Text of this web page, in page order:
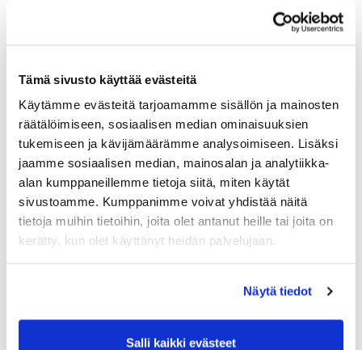
Tämä sivusto käyttää evästeitä
Käytämme evästeitä tarjoamamme sisällön ja mainosten
räätälöimiseen, sosiaalisen median ominaisuuksien
tukemiseen ja kävijämäärämme analysoimiseen. Lisäksi
jaamme sosiaalisen median, mainosalan ja analytiikka-
alan kumppaneillemme tietoja siitä, miten käytät
sivustoamme. Kumppanimme voivat yhdistää näitä
tietoja muihin tietoihin, joita olet antanut heille tai joita on
kerätty, kun olet käyttänyt heidän palvelujaan.
Näytä tiedot
Salli kaikki evästeet
Nyt mukaan verkostogolfiin….
Mukana yhteistyössä Staart ja Vierumäki.
Lisätietoja Ville Tuovinen 0500-592812
Ilmoittautuneet joukkueet:
OP Vakuutus (vuoden 2016 voittaja)
​Heikki Laiho Oy
Wisenetwork Oy
Porin Elementtitehdas Oy